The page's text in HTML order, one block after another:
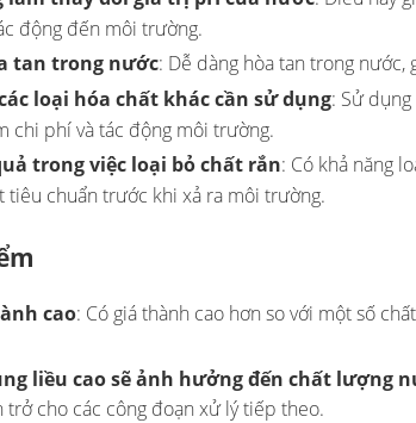
động đến môi trường.
tan trong nước: Dễ dàng hòa tan trong
loại hóa chất khác cần sử dụng: Sử
chi phí và tác động môi trường.
trong việc loại bỏ chất rắn: Có khả năng
tiêu chuẩn trước khi xả ra môi trường.
cao: Có giá thành cao hơn so với một số
liều cao sẽ ảnh hưởng đến chất lượng
trở cho các công đoạn xử lý tiếp theo.